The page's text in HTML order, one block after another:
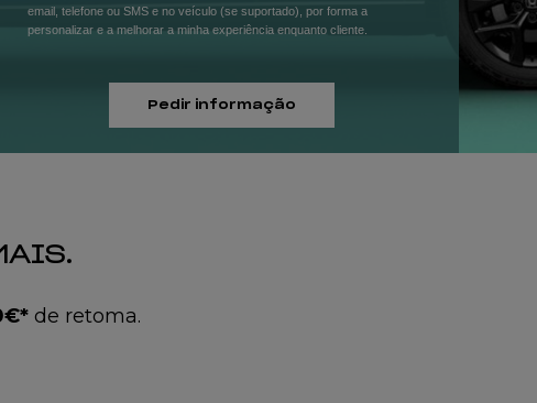
de retoma.
email, telefone ou SMS e no veículo (se suportado), por forma a
personalizar e a melhorar a minha experiência enquanto cliente.
Pedir informação